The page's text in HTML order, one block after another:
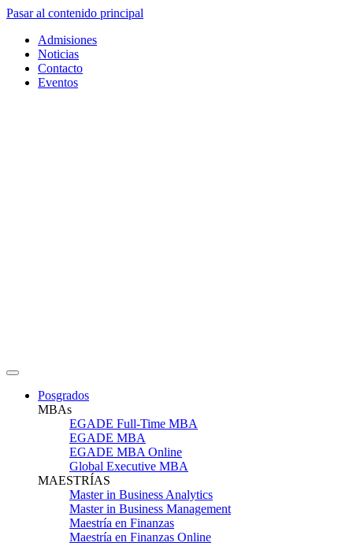
Pasar al contenido principal
Admisiones
Noticias
Contacto
Eventos
Posgrados
MBAs
EGADE Full-Time MBA
EGADE MBA
EGADE MBA Online
Global Executive MBA
MAESTRÍAS
Master in Business Analytics
Master in Business Management
Maestría en Finanzas
Maestría en Finanzas Online